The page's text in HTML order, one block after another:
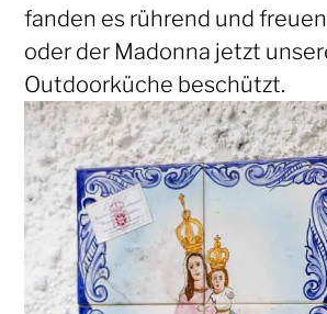
fanden es rührend und
oder der Madonna jetzt
Outdoorküche beschützt.